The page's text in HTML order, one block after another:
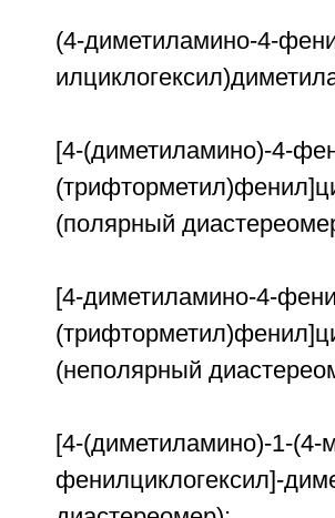
(4-диметиламино-4-
[4-(диметиламино)-4-
(полярный
[4-диметиламино-4-
(неполярный
[4-(диметиламино)-1-(4-